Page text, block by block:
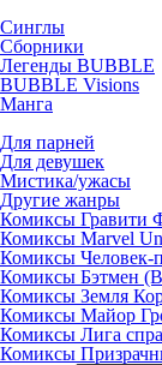
Синглы
Сборники
Легенды BUBBLE
BUBBLE Visions
Манга
Для парней
Для девушек
Мистика/ужасы
Другие жанры
Комиксы Гравити
Комиксы Marvel
Комиксы Человек-
Комиксы Бэтмен
Комиксы Земля
Комиксы Майор
Комиксы Лига
Комиксы